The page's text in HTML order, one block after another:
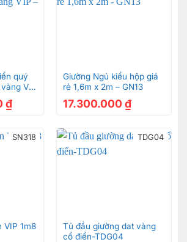
quý
VIP
₫
Giường Ngủ kiểu hộp giá
rẻ 1,6m x 2m – GN13
17.300.000 ₫
SN318
VIP 1m8
TDG04
Tủ đầu giường dat vàng
cổ điển-TDG04